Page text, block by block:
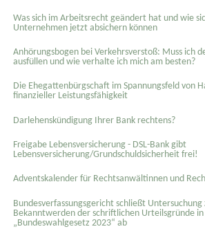
Was sich im Arbeitsrecht geändert hat und wie
Unternehmen jetzt absichern können
Anhörungsbogen bei Verkehrsverstoß: Muss ich
ausfüllen und wie verhalte ich mich am besten?
Die Ehegattenbürgschaft im Spannungsfeld von
finanzieller Leistungsfähigkeit
Darlehenskündigung Ihrer Bank rechtens?
Freigabe Lebensversicherung - DSL-Bank gibt
Lebensversicherung/Grundschuldsicherheit frei!
Adventskalender für Rechtsanwältinnen und
Bundesverfassungsgericht schließt
Bekanntwerden der schriftlichen Urteilsgründe in
„Bundeswahlgesetz 2023“ ab